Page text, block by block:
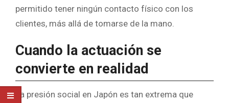
permitido tener ningún contacto físico con los
clientes, más allá de tomarse de la mano.
Cuando la actuación se
convierte en realidad
La presión social en Japón es tan extrema que